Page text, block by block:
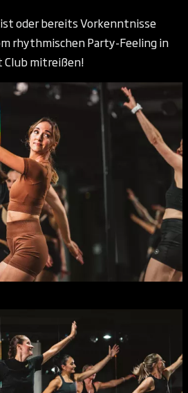
oder bereits Vorkenntnisse
rhythmischen Party-Feeling in
Club mitreißen!